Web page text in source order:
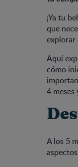
¡Ya tu
que
explorar
Aquí
cómo
4
A los 5